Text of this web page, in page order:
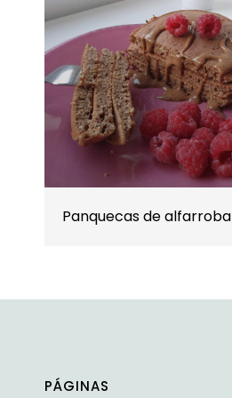
Panquecas de alfarroba
PÁGINAS